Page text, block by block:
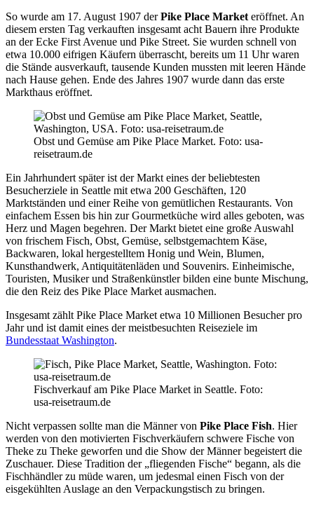
So wurde am 17. August 1907 derPike Place Market eröffnet. An
diesem ersten Tag verkauften insgesamt acht Bauern ihre Produkte
an der Ecke First Avenue und Pike Street. Sie wurden schnell von
etwa 10.000 eifrigen Käufern überrascht, bereits um 11 Uhr waren
die Stände ausverkauft, tausende Kunden mussten mit leeren Hände
nach Hause gehen. Ende des Jahres 1907 wurde dann das erste
Markthaus eröffnet.
Obst und Gemüse am Pike Place Market. Foto: usa-
reisetraum.de
Ein Jahrhundert später ist der Markt eines der beliebtesten
Besucherziele in Seattle mit etwa 200 Geschäften, 120
Marktständen und einer Reihe von gemütlichen Restaurants. Von
einfachem Essen bis hin zur Gourmetküche wird alles geboten, was
Herz und Magen begehren. Der Markt bietet eine große Auswahl
von frischem Fisch, Obst, Gemüse, selbstgemachtem Käse,
Backwaren, lokal hergestelltem Honig und Wein, Blumen,
Kunsthandwerk, Antiquitätenläden und Souvenirs. Einheimische,
Touristen, Musiker und Straßenkünstler bilden eine bunte Mischung,
die den Reiz des Pike Place Market ausmachen.
Insgesamt zählt Pike Place Market etwa 10 Millionen Besucher pro
Jahr und ist damit eines der meistbesuchten Reiseziele im
Bundesstaat Washington.
Fischverkauf am Pike Place Market in Seattle. Foto:
usa-reisetraum.de
Nicht verpassen sollte man die Männer von Pike Place Fish. Hier
werden von den motivierten Fischverkäufern schwere Fische von
Theke zu Theke geworfen und die Show der Männer begeistert die
Zuschauer. Diese Tradition der „fliegenden Fische“ begann, als die
Fischhändler zu müde waren, um jedesmal einen Fisch von der
eisgekühlten Auslage an den Verpackungstisch zu bringen.